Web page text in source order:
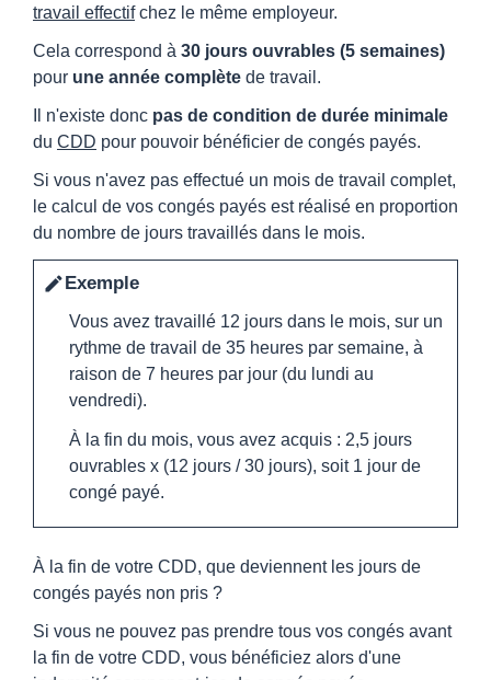
travail effectifchez le même employeur.
Cela correspond à 30 jours ouvrables (5 semaines)
pour une année complète de travail.
Il n'existe donc pas de condition de durée minimale
du CDD pour pouvoir bénéficier de congés payés.
Si vous n'avez pas effectué un mois de travail complet,
le calcul de vos congés payés est réalisé en proportion
du nombre de jours travaillés dans le mois.
editExemple
Vous avez travaillé 12 jours dans le mois, sur un
rythme de travail de 35 heures par semaine, à
raison de 7 heures par jour (du lundi au
vendredi).
À la fin du mois, vous avez acquis : 2,5 jours
ouvrables x (12 jours / 30 jours), soit 1 jour de
congé payé.
À la fin de votre CDD, que deviennent les jours de
congés payés non pris ?
Si vous ne pouvez pas prendre tous vos congés avant
la fin de votre CDD, vous bénéficiez alors d'une